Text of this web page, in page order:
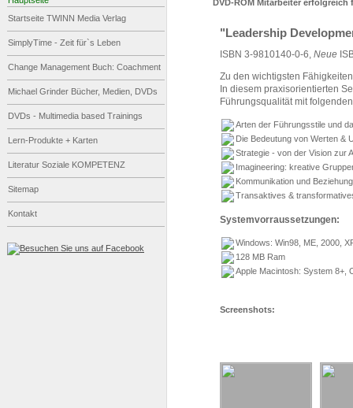
Startseite TWINN Media Verlag
SimplyTime - Zeit für`s Leben
Change Management Buch: Coachment
Michael Grinder Bücher, Medien, DVDs
DVDs - Multimedia based Trainings
Lern-Produkte + Karten
Literatur Soziale KOMPETENZ
Sitemap
Kontakt
DVD-ROM Mitarbeiter erfolgreich
"Leadership
ISBN 3-9810140-0-6, Neue
Zu den wichtigsten
In diesem praxisorientierten
Führungsqualität mit
Arten der Führungsstile und
Die Bedeutung von Werten &
Strategie - von der Vision zur
Imagineering: kreative
Kommunikation und Beziehung
Transaktives &
Systemvorraussetzungen:
Windows: Win98 , ME, 2000,
128 MB Ram
Apple Macintosh: System 8+,
Screenshots: